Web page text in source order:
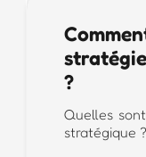
?
Quelles
stratégique